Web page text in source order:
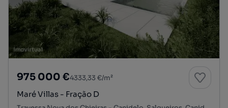
975 000 €4333,33 €/m²
Maré Villas - Fração D